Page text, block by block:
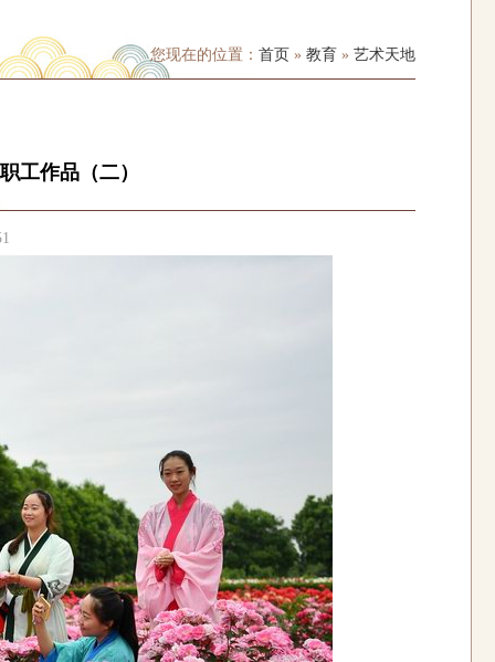
您现在的位置： 首页 » 教育 » 艺术天地
工作品（二）